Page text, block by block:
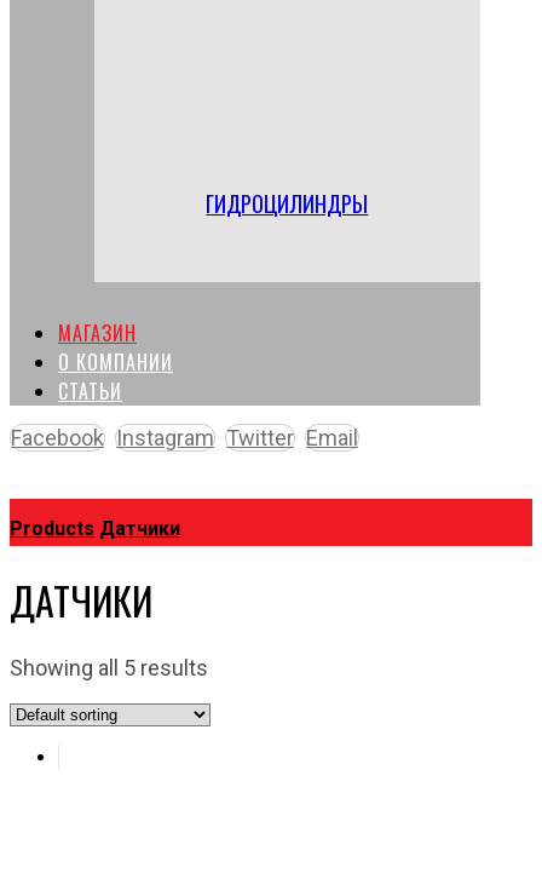
ГИДРОЦИЛИНДРЫ
МАГАЗИН
О КОМПАНИИ
СТАТЬИ
Facebook Instagram Twitter Email
Products Датчики
ДАТЧИКИ
Showing all 5 results